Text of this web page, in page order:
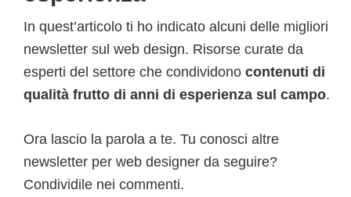
In quest’articolo ti ho indicato alcuni delle migliori
newsletter sul web design. Risorse curate da
esperti del settore che condividono contenuti di
qualità frutto di anni di esperienza sul campo.
Ora lascio la parola a te. Tu conosci altre
newsletter per web designer da seguire?
Condividile nei commenti.